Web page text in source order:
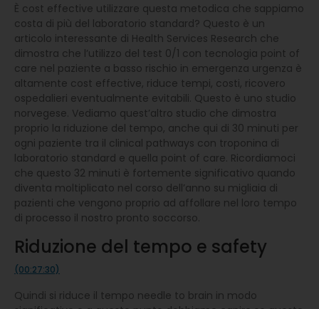
È cost effective utilizzare questa metodica che sappiamo
costa di più del laboratorio standard? Questo è un
articolo interessante di Health Services Research che
dimostra che l’utilizzo del test 0/1 con tecnologia point of
care nel paziente a basso rischio in emergenza urgenza è
altamente cost effective, riduce tempi, costi, ricovero
ospedalieri eventualmente evitabili. Questo è uno studio
norvegese. Vediamo quest’altro studio che dimostra
proprio la riduzione del tempo, anche qui di 30 minuti per
ogni paziente tra il clinical pathways con troponina di
laboratorio standard e quella point of care. Ricordiamoci
che questo 32 minuti è fortemente significativo quando
diventa moltiplicato nel corso dell’anno su migliaia di
pazienti che vengono proprio ad affollare nel loro tempo
di processo il nostro pronto soccorso.
Riduzione del tempo e safety
(00:27:30)
Quindi si riduce il tempo needle to brain in modo